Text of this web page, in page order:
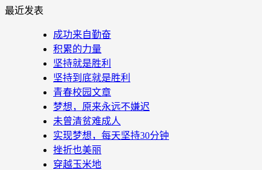
最近发表
成功来自勤奋
积累的力量
坚持就是胜利
坚持到底就是胜利
青春校园文章
梦想，原来永远不嫌迟
未曾清贫难成人
实现梦想，每天坚持30分钟
挫折也美丽
穿越玉米地